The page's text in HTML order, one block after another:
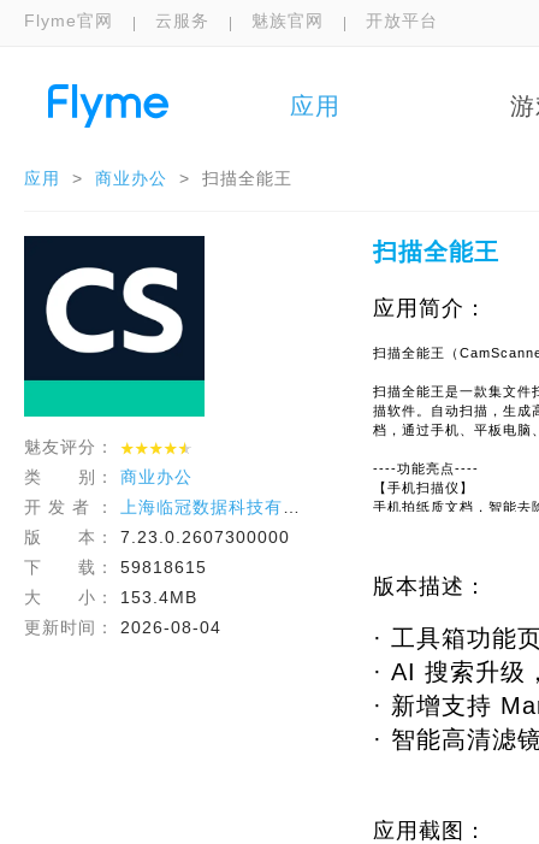
Flyme官网 云服务 魅族官网 开放平台
应用
应用 > 商业办公 > 扫描全能王
魅友评分：
类 别：
商业办公
开 发 者 ：
版 本：
7.23.0.2607300000
下 载：
59818615
大 小：
153.4MB
更新时间：
2026-08-04
扫描全能王
应用简介：
扫描全能王（
扫描全能王是一款集文
描软件。自动扫描，生
档，通过手机、平板电脑
----功能亮点----
【手机扫描仪】
手机拍纸质文档，智能去
媒体评价
● 商务人士必备应用——
版本描述：
· 工具箱功能
· AI 搜索升级
· 新增支持
· 智能高清滤
应用截图：